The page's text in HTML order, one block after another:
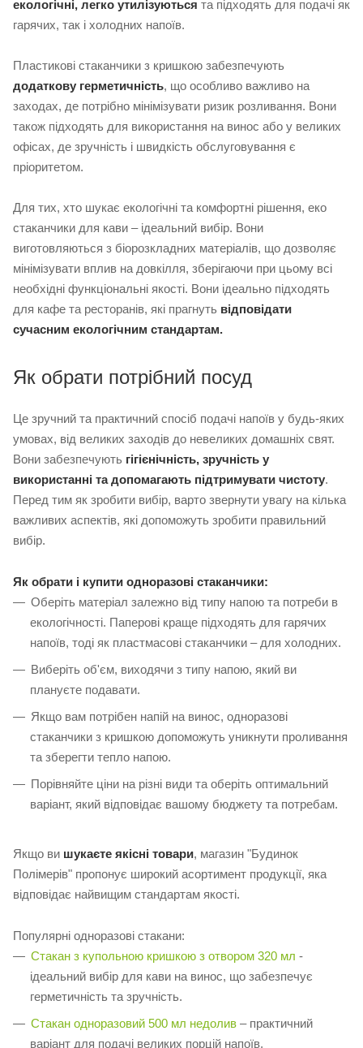
екологічні, легко утилізуються та підходять для подачі як
гарячих, так і холодних напоїв.
Пластикові стаканчики з кришкою забезпечують
додаткову герметичність, що особливо важливо на
заходах, де потрібно мінімізувати ризик розливання. Вони
також підходять для використання на винос або у великих
офісах, де зручність і швидкість обслуговування є
пріоритетом.
Для тих, хто шукає екологічні та комфортні рішення, еко
стаканчики для кави – ідеальний вибір. Вони
виготовляються з біорозкладних матеріалів, що дозволяє
мінімізувати вплив на довкілля, зберігаючи при цьому всі
необхідні функціональні якості. Вони ідеально підходять
для кафе та ресторанів, які прагнуть відповідати
сучасним екологічним стандартам.
Як обрати потрібний посуд
Це зручний та практичний спосіб подачі напоїв у будь-яких
умовах, від великих заходів до невеликих домашніх свят.
Вони забезпечують гігієнічність, зручність у
використанні та допомагають підтримувати чистоту.
Перед тим як зробити вибір, варто звернути увагу на кілька
важливих аспектів, які допоможуть зробити правильний
вибір.
Як обрати і купити одноразові стаканчики:
Оберіть матеріал залежно від типу напою та потреби в
екологічності. Паперові краще підходять для гарячих
напоїв, тоді як пластмасові стаканчики – для холодних.
Виберіть об'єм, виходячи з типу напою, який ви
плануєте подавати.
Якщо вам потрібен напій на винос, одноразові
стаканчики з кришкою допоможуть уникнути проливання
та зберегти тепло напою.
Порівняйте ціни на різні види та оберіть оптимальний
варіант, який відповідає вашому бюджету та потребам.
Якщо ви шукаєте якісні товари, магазин "Будинок
Полімерів" пропонує широкий асортимент продукції, яка
відповідає найвищим стандартам якості.
Популярні одноразові стакани:
Стакан з купольною кришкою з отвором 320 мл -
ідеальний вибір для кави на винос, що забезпечує
герметичність та зручність.
Стакан одноразовий 500 мл недолив – практичний
варіант для подачі великих порцій напоїв.